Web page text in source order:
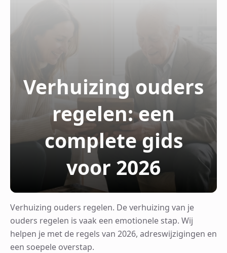
Verhuizing ouders
regelen: een
complete gids
voor 2026
Verhuizing ouders regelen. De verhuizing van je
ouders regelen is vaak een emotionele stap. Wij
helpen je met de regels van 2026, adreswijzigingen en
een soepele overstap.